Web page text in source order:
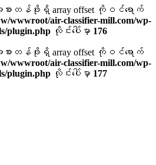
စားတန်ဖိုးရှိ array offset ကိုဝင်ရောက်
wwwroot/air-classifier-mill.com/wp-
plugin.php လိုင်းပေါ်မှာ 176
စားတန်ဖိုးရှိ array offset ကိုဝင်ရောက်
wwwroot/air-classifier-mill.com/wp-
plugin.php လိုင်းပေါ်မှာ 177